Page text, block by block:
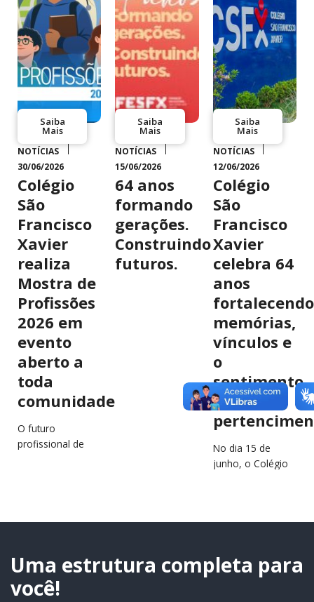
Saiba
Mais
NOTÍCIAS
30/06/2026
Colégio
São
Francisco
Xavier
realiza
Mostra de
Profissões
2026 em
evento
aberto a
toda
comunidade
O futuro
profissional de
próximo dia 2 de
Saiba
Mais
NOTÍCIAS
15/06/2026
64 anos
formando
gerações.
Construindo
futuros.
Saiba
Mais
NOTÍCIAS
12/06/2026
Colégio
São
Francisco
Xavier
celebra 64
anos
fortalecendo
memórias,
vínculos e
o
sentimento
de
No dia 15 de
junho, o Colégio
de história,
transformação
de…
Uma estrutura completa para
você!